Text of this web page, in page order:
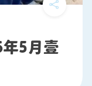
5月壹